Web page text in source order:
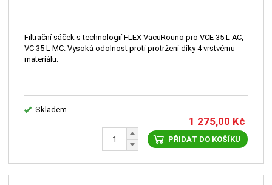
Filtrační sáček s technologií FLEX VacuRouno pro VCE 35 L AC,
VC 35 L MC. Vysoká odolnost proti protržení díky 4 vrstvému
materiálu.
Skladem
1 275,00 Kč
PŘIDAT DO KOŠÍKU